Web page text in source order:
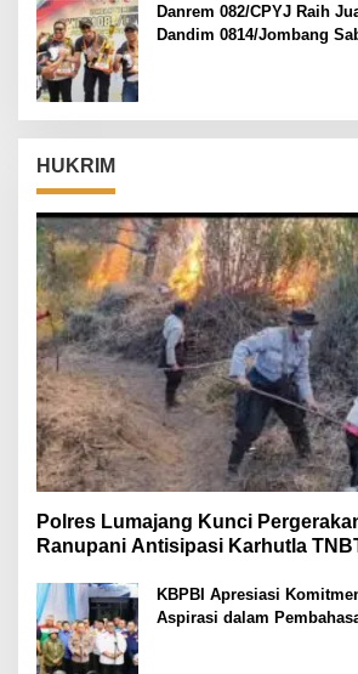
Danrem 082/CPYJ Raih
Dandim 0814/Jombang
HUKRIM
Polres Lumajang Kunci
Ranupani Antisipasi Karhutla
KBPBI Apresiasi
Aspirasi dalam